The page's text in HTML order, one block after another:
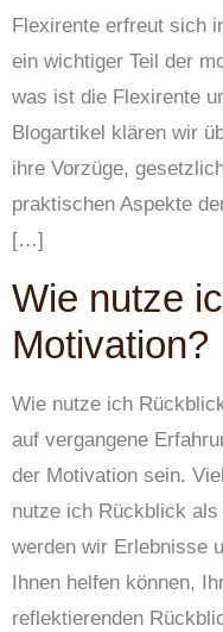
Flexirente erfreut sich
ein wichtiger Teil der
was ist die Flexirente
Blogartikel klären wir
ihre Vorzüge,
praktischen Aspekte
[…]
Wie nutze
Motivation?
Wie nutze ich
auf vergangene
der Motivation sein.
nutze ich Rückblick
werden wir Erlebnisse
Ihnen helfen können,
reflektierenden